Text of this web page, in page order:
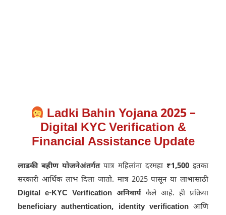
Ladki Bahin Yojana 2025 –
Digital KYC Verification &
Financial Assistance Update
लाडकी बहीण योजनेअंतर्गतपात्र महिलांना दरमहा ₹1,500इतका
सरकारी आर्थिक लाभ दिला जातो. मात्र 2025 पासून या लाभासाठी
Digital e-KYC Verification अनिवार्य केले आहे. ही प्रक्रिया
beneficiary authentication, identity verificationआणि